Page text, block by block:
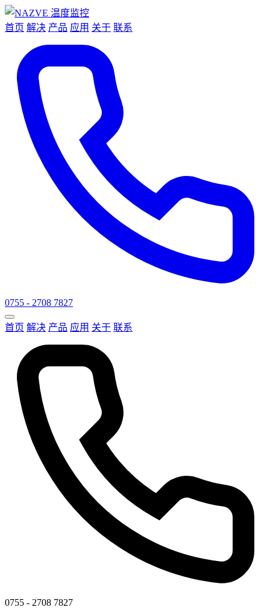
首页 解决 产品 应用 关于 联系
0755 - 2708 7827
首页 解决 产品 应用 关于 联系
0755 - 2708 7827